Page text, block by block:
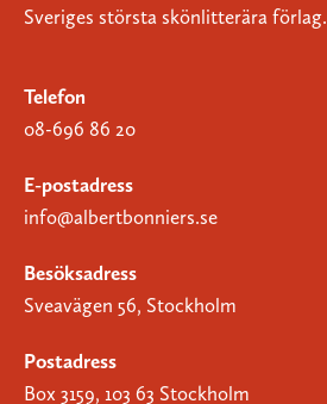
Sveriges största skönlitterära förlag.
Telefon
08-696 86 20
E-postadress
info@albertbonniers.se
Besöksadress
Sveavägen 56, Stockholm
Postadress
Box 3159, 103 63 Stockholm